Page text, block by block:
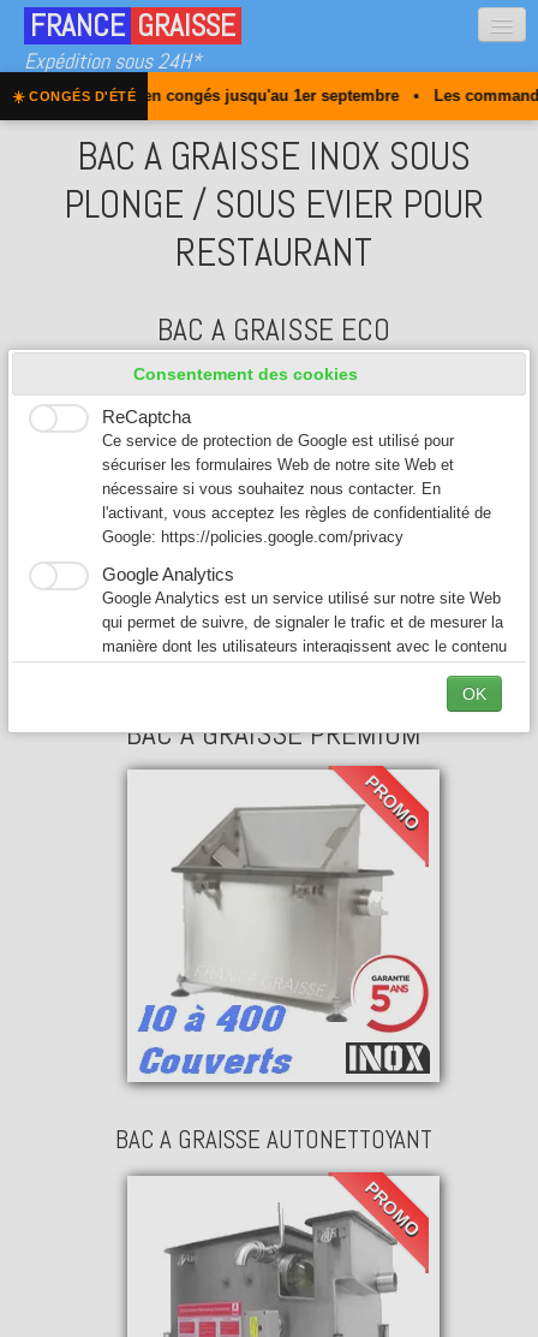
FRANCE GRAISSE
Expédition sous 24H*
Qui sommes-nous
Obligation
Nos bacs à graisse
0
BAC A GRAISSE INOX SOUS
PLONGE / SOUS EVIER POUR
RESTAURANT
BAC A GRAISSE ECO
PROMO
BAC A GRAISSE PREMIUM
PROMO
BAC A GRAISSE AUTONETTOYANT
PROMO
☀️ CONGÉS D'ÉTÉ
actuellement en congés jusqu'au 1er septembre • Les
Consentement des cookies
ReCaptcha
Ce service de protection de Google est utilisé pour
sécuriser les formulaires Web de notre site Web et
nécessaire si vous souhaitez nous contacter. En
l'activant, vous acceptez les règles de confidentialité de
Google: https://policies.google.com/privacy
Google Analytics
Google Analytics est un service utilisé sur notre site Web
qui permet de suivre, de signaler le trafic et de mesurer la
manière dont les utilisateurs interagissent avec le contenu
OK